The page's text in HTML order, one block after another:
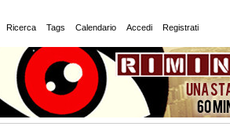
Ricerca Tags Calendario Accedi Registrati